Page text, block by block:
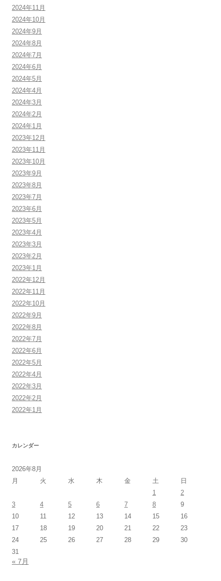
2024年11月
2024年10月
2024年9月
2024年8月
2024年7月
2024年6月
2024年5月
2024年4月
2024年3月
2024年2月
2024年1月
2023年12月
2023年11月
2023年10月
2023年9月
2023年8月
2023年7月
2023年6月
2023年5月
2023年4月
2023年3月
2023年2月
2023年1月
2022年12月
2022年11月
2022年10月
2022年9月
2022年8月
2022年7月
2022年6月
2022年5月
2022年4月
2022年3月
2022年2月
2022年1月
カレンダー
2026年8月
月
火 水 木 金 土
日
1
2
3
4 5 6 7 8
9
10
11 12 13 14 15
16
17
18 19 20 21 22
23
24
25 26 27 28 29
30
31
« 7月